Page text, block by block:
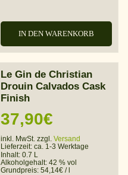
IN DEN WARENKORB
Le Gin de Christian
Drouin Calvados Cask
Finish
37,90€
inkl. MwSt. zzgl. Versand
Lieferzeit: ca. 1-3 Werktage
Inhalt: 0.7 L
Alkoholgehalt: 42 % vol
Grundpreis: 54,14€ /l